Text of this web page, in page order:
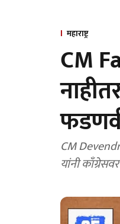
महाराष्ट्र
CM
CM Devendra Fadnavis in
यांनी